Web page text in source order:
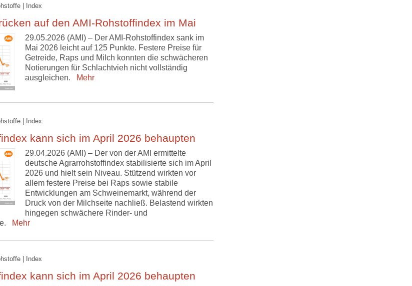
| Index
auf den AMI-Rohstoffindex im Mai
29.05.2026 (AMI) – Der AMI-Rohstoffindex sank im
Mai 2026 leicht auf 125 Punkte. Festere Preise für
Getreide, Raps und Milch konnten die schwächeren
Notierungen für Schlachtvieh nicht vollständig
ausgleichen.
Mehr
| Index
kann sich im April 2026 behaupten
29.04.2026 (AMI) – Der von der AMI ermittelte
deutsche Agrarrohstoffindex stabilisierte sich im April
2026 und hielt sein Niveau. Stützend wirkten vor
allem festere Preise bei Raps sowie stabile
Entwicklungen am Schweinemarkt, während der
Druck von der Milchseite nachließ. Belastend wirkten
hingegen schwächere Rinder- und
Mehr
| Index
kann sich im April 2026 behaupten